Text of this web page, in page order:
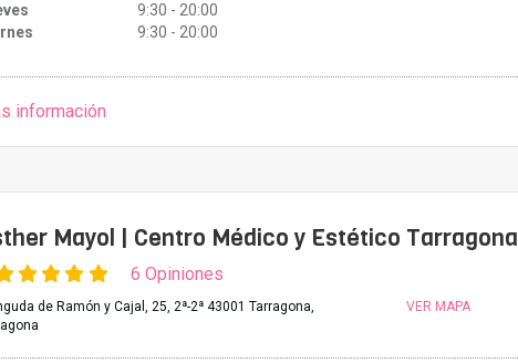
9:30 - 20:00
9:30 - 20:00
información
Mayol | Centro Médico y Estético Tarragona
6 Opiniones
de Ramón y Cajal, 25, 2ª-2ª 43001 Tarragona,
VER MAPA